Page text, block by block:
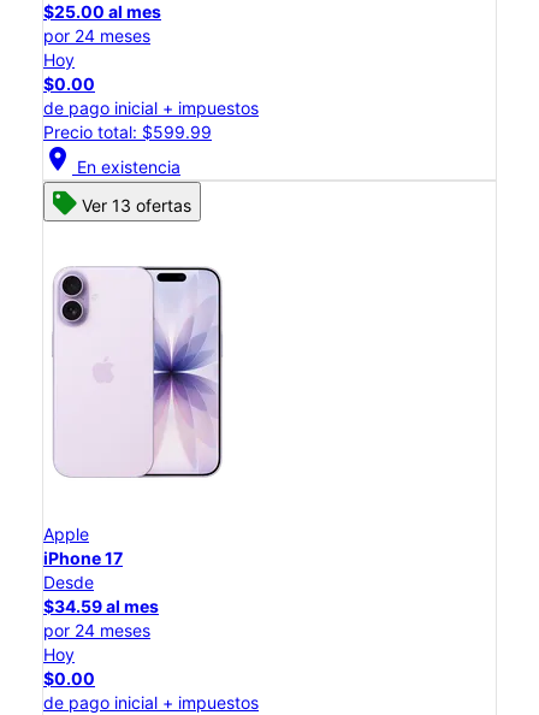
$25.00 al mes
por 24 meses
Hoy
$0.00
de pago inicial + impuestos
Precio total: $599.99
location_on En existencia
Ver 13 ofertas
Apple
iPhone 17
Desde
$34.59 al mes
por 24 meses
Hoy
$0.00
de pago inicial + impuestos